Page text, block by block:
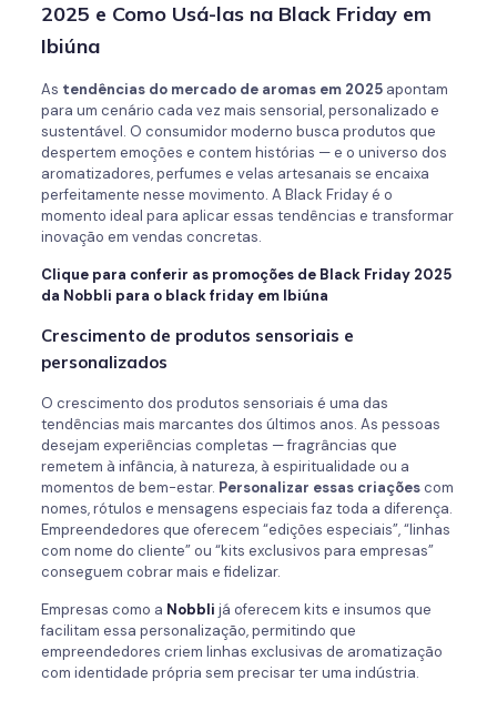
2025 e Como Usá-las na Black Friday em
Ibiúna
As tendências do mercado de aromas em 2025apontam
para um cenário cada vez mais sensorial, personalizado e
sustentável. O consumidor moderno busca produtos que
despertem emoções e contem histórias — e o universo dos
aromatizadores, perfumes e velas artesanais se encaixa
perfeitamente nesse movimento. A Black Friday é o
momento ideal para aplicar essas tendências e transformar
inovação em vendas concretas.
Clique para conferir as promoções de Black Friday 2025
da Nobbli para o black friday em Ibiúna
Crescimento de produtos sensoriais e
personalizados
O crescimento dos produtos sensoriais é uma das
tendências mais marcantes dos últimos anos. As pessoas
desejam experiências completas — fragrâncias que
remetem à infância, à natureza, à espiritualidade ou a
momentos de bem-estar. Personalizar essas criaçõescom
nomes, rótulos e mensagens especiais faz toda a diferença.
Empreendedores que oferecem “edições especiais”, “linhas
com nome do cliente” ou “kits exclusivos para empresas”
conseguem cobrar mais e fidelizar.
Empresas como a Nobbli já oferecem kits e insumos que
facilitam essa personalização, permitindo que
empreendedores criem linhas exclusivas de aromatização
com identidade própria sem precisar ter uma indústria.